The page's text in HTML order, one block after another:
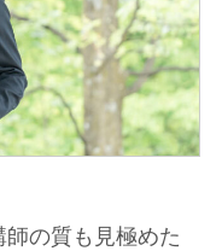
の質も見極めた